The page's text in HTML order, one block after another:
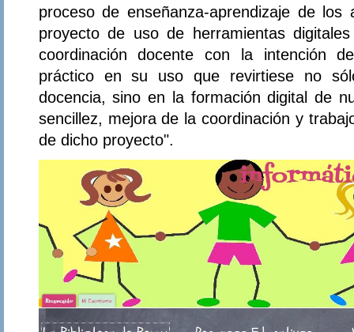
proceso de enseñanza-aprendizaje de
proyecto de uso de herramientas
coordinación docente con la intención
práctico en su uso que revirtiese no
docencia, sino en la formación digital de
sencillez, mejora de la coordinación y
de dicho proyecto".